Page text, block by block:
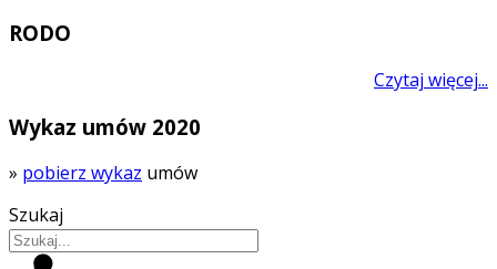
RODO
Czytaj więcej...
Wykaz umów 2020
» pobierz wykaz umów
Szukaj